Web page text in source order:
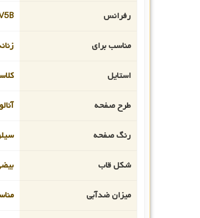
رفرانس
مناسب برای
استایل
طرح صفحه
رنگ صفحه
شکل قاب
میزان ضدآبی